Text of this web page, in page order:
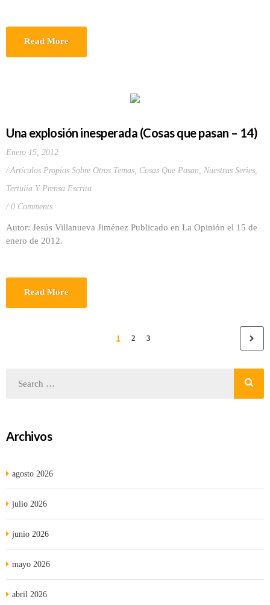
Read More
Una explosión inesperada (Cosas que pasan – 14)
Enero 15, 2012
Artículos Propios Sobre Otros Temas, Cosas Que Pasan, Nuestras Series,
Tertulia Y Prensa Escrita
0 Comments
Autor: Jesús Villanueva Jiménez Publicado en La Opinión el 15 de
enero de 2012.
Read More
1 2 3
Archivos
agosto 2026
julio 2026
junio 2026
mayo 2026
abril 2026